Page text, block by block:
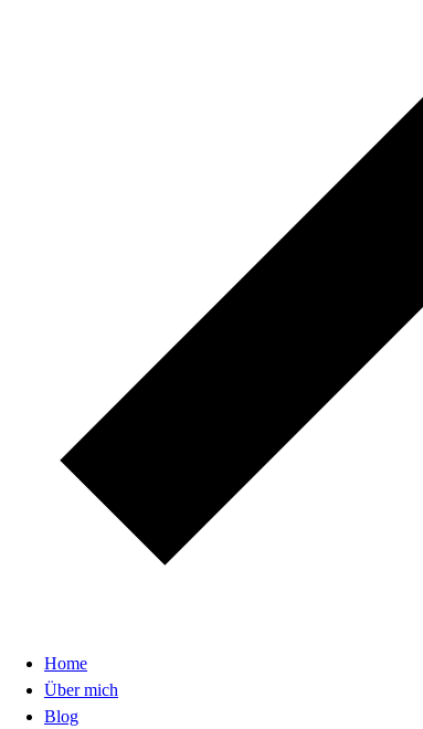
Home
Über mich
Blog